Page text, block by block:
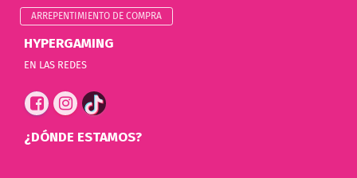
ARREPENTIMIENTO DE COMPRA
HYPERGAMING
EN LAS REDES
¿DÓNDE ESTAMOS?